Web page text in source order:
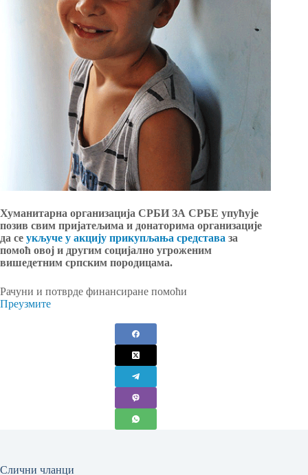
Хуманитарна организација СРБИ ЗА СРБЕ упућује
позив свим пријатељима и донаторима организације
да се укључе у акцију прикупљања средстава за
помоћ овој и другим социјално угроженим
вишедетним српским породицама.
Рачуни и потврде финансиране помоћи
Преузмите
Слични чланци